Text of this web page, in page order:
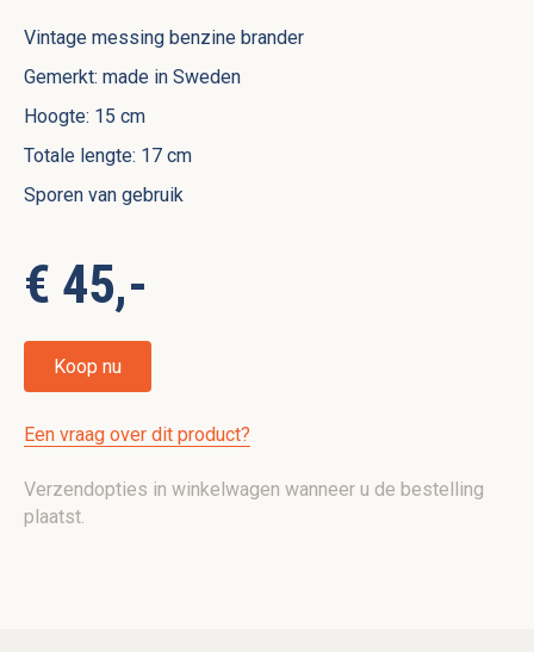
Vintage messing benzine brander
Gemerkt: made in Sweden
Hoogte: 15 cm
Totale lengte: 17 cm
Sporen van gebruik
€ 45,-
Koop nu
Een vraag over dit product?
Verzendopties in winkelwagen wanneer u de bestelling
plaatst.